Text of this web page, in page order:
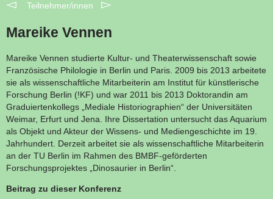
◅ Teilnehmer/innen ▻
Mareike Vennen
Mareike Vennen studierte Kultur- und Theaterwissenschaft sowie
Französische Philologie in Berlin und Paris. 2009 bis 2013 arbeitete
sie als wissenschaftliche Mitarbeiterin am Institut für künstlerische
Forschung Berlin (!KF) und war 2011 bis 2013 Doktorandin am
Graduiertenkollegs „Mediale Historiographien“ der Universitäten
Weimar, Erfurt und Jena. Ihre Dissertation untersucht das Aquarium
als Objekt und Akteur der Wissens- und Mediengeschichte im 19.
Jahrhundert. Derzeit arbeitet sie als wissenschaftliche Mitarbeiterin
an der TU Berlin im Rahmen des BMBF-geförderten
Forschungsprojektes „Dinosaurier in Berlin“.
Beitrag zu dieser Konferenz